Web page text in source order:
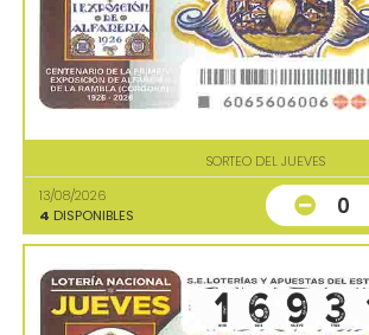
SORTEO DEL JUEVES
13/08/2026
4 DISPONIBLES 0